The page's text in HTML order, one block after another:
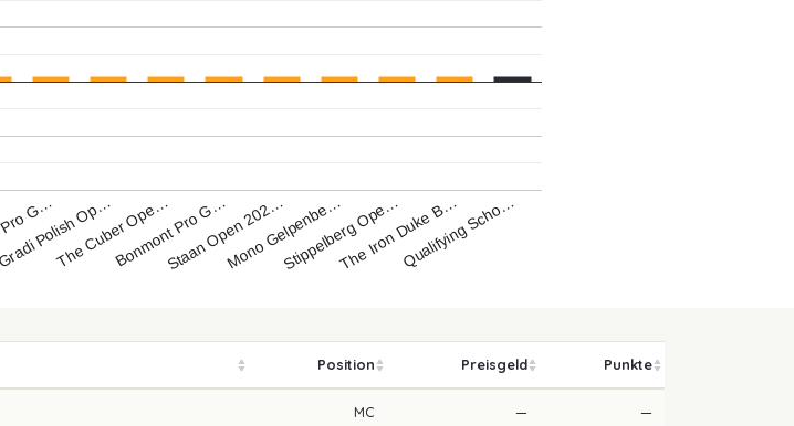
G…
Polish Op…
The Cuber Ope…Bonmont Pro G…
Staan Open 202…
Mono Gelpenbe…
Stippelberg Ope…
The Iron Duke B…Qualifying Scho…
Position Preisgeld Punkte
MC — —